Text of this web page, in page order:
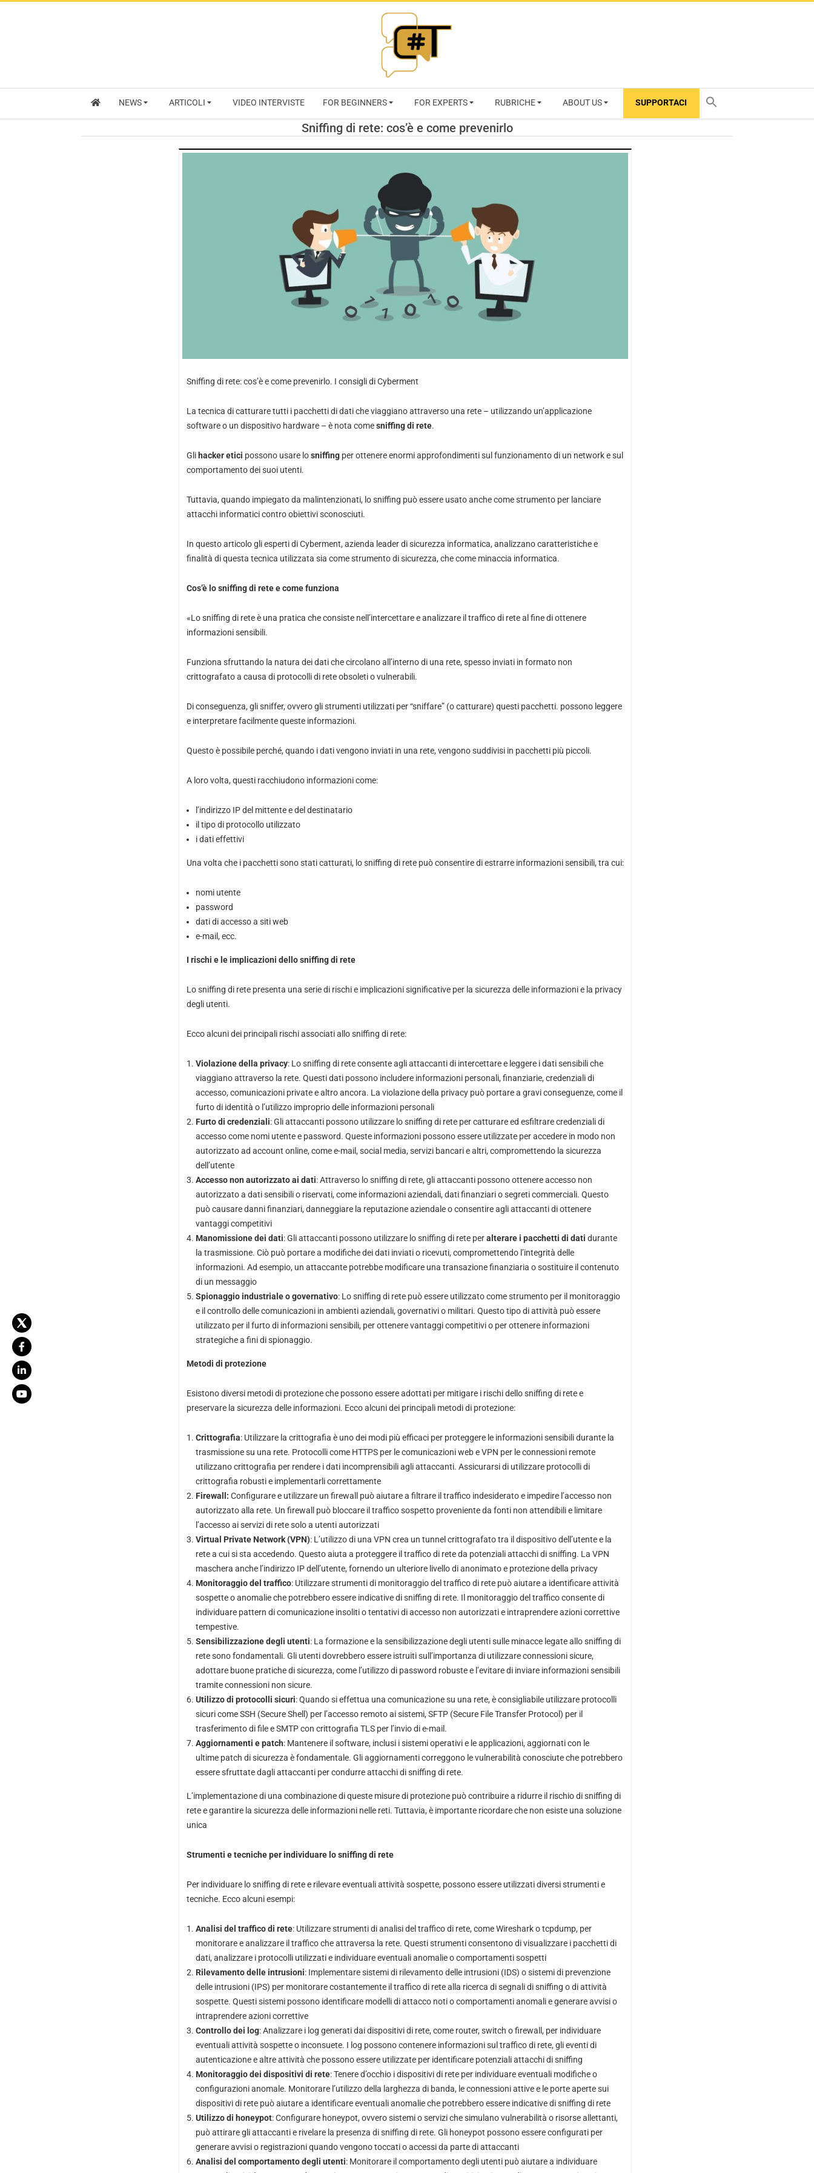
RIVISTA
CYBERSECURITY
TRENDS
NEWS ARTICOLI VIDEO INTERVISTE FOR BEGINNERS FOR EXPERTS RUBRICHE ABOUT US SUPPORTACI
Sniffing di rete: cos’è e come prevenirlo
Sniffing di rete: cos’è e come prevenirlo. I consigli di Cyberment
La tecnica di catturare tutti i pacchetti di dati che viaggiano attraverso una rete – utilizzando un’applicazione
software o un dispositivo hardware – è nota comesniffing di rete.
Gli hacker etici possono usare losniffingper ottenere enormi approfondimenti sul funzionamento di un network e sul
comportamento dei suoi utenti.
Tuttavia, quando impiegato da malintenzionati, lo sniffing può essere usato anche come strumento per lanciare
attacchi informatici contro obiettivi sconosciuti.
In questo articolo gli esperti di Cyberment, azienda leader di sicurezza informatica, analizzano caratteristiche e
finalità di questa tecnica utilizzata sia come strumento di sicurezza, che come minaccia informatica.
Cos’è lo sniffing di rete e come funziona
«Lo sniffing di rete è una pratica che consiste nell’intercettare e analizzare il traffico di rete al fine di ottenere
informazioni sensibili.
Funziona sfruttando la natura dei dati che circolano all’interno di una rete, spesso inviati in formato non
crittografato a causa di protocolli di rete obsoleti o vulnerabili.
Di conseguenza, gli sniffer, ovvero gli strumenti utilizzati per “sniffare” (o catturare) questi pacchetti. possono leggere
e interpretare facilmente queste informazioni.
Questo è possibile perché, quando i dati vengono inviati in una rete, vengono suddivisi in pacchetti più piccoli.
A loro volta, questi racchiudono informazioni come:
l’indirizzo IP del mittente e del destinatario
il tipo di protocollo utilizzato
i dati effettivi
Una volta che i pacchetti sono stati catturati, lo sniffing di rete può consentire di estrarre informazioni sensibili, tra cui:
nomi utente
password
dati di accesso a siti web
e-mail, ecc.
I rischi e le implicazioni dello sniffing di rete
Lo sniffing di rete presenta una serie di rischi e implicazioni significative per la sicurezza delle informazioni e la privacy
degli utenti.
Ecco alcuni dei principali rischi associati allo sniffing di rete:
Violazione della privacy: Lo sniffing di rete consente agli attaccanti di intercettare e leggere i dati sensibili che
viaggiano attraverso la rete. Questi dati possono includere informazioni personali, finanziarie, credenziali di
accesso, comunicazioni private e altro ancora. La violazione della privacy può portare a gravi conseguenze, come il
furto di identità o l’utilizzo improprio delle informazioni personali
Furto di credenziali: Gli attaccanti possono utilizzare lo sniffing di rete per catturare ed esfiltrare credenziali di
accesso come nomi utente e password. Queste informazioni possono essere utilizzate per accedere in modo non
autorizzato ad account online, come e-mail, social media, servizi bancari e altri, compromettendo la sicurezza
dell’utente
Accesso non autorizzato ai dati: Attraverso lo sniffing di rete, gli attaccanti possono ottenere accesso non
autorizzato a dati sensibili o riservati, come informazioni aziendali, dati finanziari o segreti commerciali. Questo
può causare danni finanziari, danneggiare la reputazione aziendale o consentire agli attaccanti di ottenere
vantaggi competitivi
Manomissione dei dati: Gli attaccanti possono utilizzare lo sniffing di rete peralterare i pacchetti di dati durante
la trasmissione. Ciò può portare a modifiche dei dati inviati o ricevuti, compromettendo l’integrità delle
informazioni. Ad esempio, un attaccante potrebbe modificare una transazione finanziaria o sostituire il contenuto
di un messaggio
Spionaggio industriale o governativo: Lo sniffing di rete può essere utilizzato come strumento per il monitoraggio
e il controllo delle comunicazioni in ambienti aziendali, governativi o militari. Questo tipo di attività può essere
utilizzato per il furto di informazioni sensibili, per ottenere vantaggi competitivi o per ottenere informazioni
strategiche a fini di spionaggio.
Metodi di protezione
Esistono diversi metodi di protezione che possono essere adottati per mitigare i rischi dello sniffing di rete e
preservare la sicurezza delle informazioni. Ecco alcuni dei principali metodi di protezione:
Crittografia: Utilizzare la crittografia è uno dei modi più efficaci per proteggere le informazioni sensibili durante la
trasmissione su una rete. Protocolli come HTTPS per le comunicazioni web e VPN per le connessioni remote
utilizzano crittografia per rendere i dati incomprensibili agli attaccanti. Assicurarsi di utilizzare protocolli di
crittografia robusti e implementarli correttamente
Firewall: Configurare e utilizzare un firewall può aiutare a filtrare il traffico indesiderato e impedire l’accesso non
autorizzato alla rete. Un firewall può bloccare il traffico sospetto proveniente da fonti non attendibili e limitare
l’accesso ai servizi di rete solo a utenti autorizzati
Virtual Private Network (VPN): L’utilizzo di una VPN crea un tunnel crittografato tra il dispositivo dell’utente e la
rete a cui si sta accedendo. Questo aiuta a proteggere il traffico di rete da potenziali attacchi di sniffing. La VPN
maschera anche l’indirizzo IP dell’utente, fornendo un ulteriore livello di anonimato e protezione della privacy
Monitoraggio del traffico: Utilizzare strumenti di monitoraggio del traffico di rete può aiutare a identificare attività
sospette o anomalie che potrebbero essere indicative di sniffing di rete. Il monitoraggio del traffico consente di
individuare pattern di comunicazione insoliti o tentativi di accesso non autorizzati e intraprendere azioni correttive
tempestive.
Sensibilizzazione degli utenti: La formazione e la sensibilizzazione degli utenti sulle minacce legate allo sniffing di
rete sono fondamentali. Gli utenti dovrebbero essere istruiti sull’importanza di utilizzare connessioni sicure,
adottare buone pratiche di sicurezza, come l’utilizzo di password robuste e l’evitare di inviare informazioni sensibili
tramite connessioni non sicure.
Utilizzo di protocolli sicuri: Quando si effettua una comunicazione su una rete, è consigliabile utilizzare protocolli
sicuri come SSH (Secure Shell) per l’accesso remoto ai sistemi, SFTP (Secure File Transfer Protocol) per il
trasferimento di file e SMTP con crittografia TLS per l’invio di e-mail.
Aggiornamenti e patch: Mantenere il software, inclusi i sistemi operativi e le applicazioni, aggiornati con le
ultime patch di sicurezza è fondamentale. Gli aggiornamenti correggono le vulnerabilità conosciute che potrebbero
essere sfruttate dagli attaccanti per condurre attacchi di sniffing di rete.
L’implementazione di una combinazione di queste misure di protezione può contribuire a ridurre il rischio di sniffing di
rete e garantire la sicurezza delle informazioni nelle reti. Tuttavia, è importante ricordare che non esiste una soluzione
unica
Strumenti e tecniche per individuare lo sniffing di rete
Per individuare lo sniffing di rete e rilevare eventuali attività sospette, possono essere utilizzati diversi strumenti e
tecniche. Ecco alcuni esempi:
Analisi del traffico di rete: Utilizzare strumenti di analisi del traffico di rete, come Wireshark o tcpdump, per
monitorare e analizzare il traffico che attraversa la rete. Questi strumenti consentono di visualizzare i pacchetti di
dati, analizzare i protocolli utilizzati e individuare eventuali anomalie o comportamenti sospetti
Rilevamento delle intrusioni: Implementare sistemi di rilevamento delle intrusioni (IDS) o sistemi di prevenzione
delle intrusioni (IPS) per monitorare costantemente il traffico di rete alla ricerca di segnali di sniffing o di attività
sospette. Questi sistemi possono identificare modelli di attacco noti o comportamenti anomali e generare avvisi o
intraprendere azioni correttive
Controllo dei log: Analizzare i log generati dai dispositivi di rete, come router, switch o firewall, per individuare
eventuali attività sospette o inconsuete. I log possono contenere informazioni sul traffico di rete, gli eventi di
autenticazione e altre attività che possono essere utilizzate per identificare potenziali attacchi di sniffing
Monitoraggio dei dispositivi di rete: Tenere d’occhio i dispositivi di rete per individuare eventuali modifiche o
configurazioni anomale. Monitorare l’utilizzo della larghezza di banda, le connessioni attive e le porte aperte sui
dispositivi di rete può aiutare a identificare eventuali anomalie che potrebbero essere indicative di sniffing di rete
Utilizzo di honeypot: Configurare honeypot, ovvero sistemi o servizi che simulano vulnerabilità o risorse allettanti,
può attirare gli attaccanti e rivelare la presenza di sniffing di rete. Gli honeypot possono essere configurati per
generare avvisi o registrazioni quando vengono toccati o accessi da parte di attaccanti
Analisi del comportamento degli utenti: Monitorare il comportamento degli utenti può aiutare a individuare